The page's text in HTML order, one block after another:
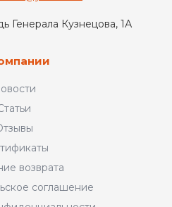
Генерала Кузнецова, 1А
возврата
соглашение